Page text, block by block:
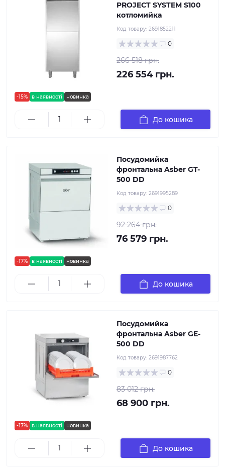
-15% в наявності новинка
PROJECT SYSTEM S100
котломийка
Код товару: 2691852211
0
266 518 грн.
226 554 грн.
До кошика
-17% в наявності новинка
Посудомийка
фронтальна Asber GT-
500 DD
Код товару: 2691995289
0
92 264 грн.
76 579 грн.
До кошика
-17% в наявності новинка
Посудомийка
фронтальна Asber GE-
500 DD
Код товару: 2691987762
0
83 012 грн.
68 900 грн.
До кошика